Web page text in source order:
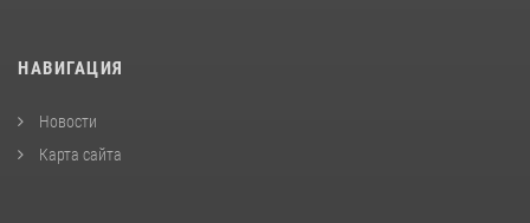
НАВИГАЦИЯ
Новости
Карта сайта